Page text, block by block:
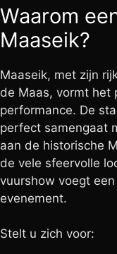
Waarom
Maaseik?
Maaseik, met zijn
de Maas, vormt het
performance. De
perfect samengaat
aan de historische
de vele sfeervolle
vuurshow voegt
evenement.
Stelt u zich voor: